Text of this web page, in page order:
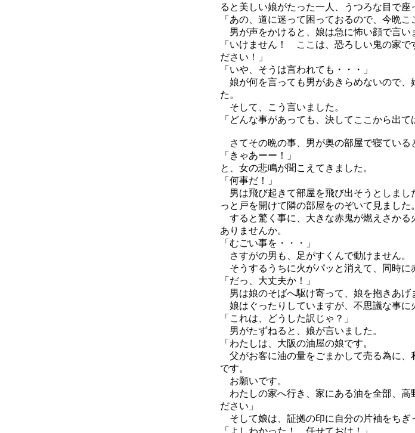
ると美しい娘がたった一人、うつろな目で座
「あの、道に迷って困っておるので、今晩こ
男が声をかけると、娘は急に怖い顔で言い
「いけません！ ここは、恐ろしい鬼の家で
ださい！」
「いや、そうは言われても・・・」
娘が何を言っても男があきらめないので、
た。
そして、こう言いました。
「どんな事があっても、決してここから出
さてその晩の事、男が奥の部屋で寝ている
「きゃあーー！」
と、女の悲鳴が聞こえてきました。
「何事だ！」
男は飛び起きて部屋を飛び出そうとしまし
っと戸を開けて隣の部屋をのぞいて見ました。
すると驚く事に、大きな赤鬼が燃えさかる
ありませんか。
「むごい事を・・・」
さすがの男も、足がすくんで動けません。
そうするうちに火がパッと消えて、同時に
「だっ、大丈夫か！」
男は娘のそばへ駆け寄って、娘を抱きあげ
娘はぐったりしていますが、不思議な事に
「これは、どうした訳じゃ？」
男がたずねると、娘が言いました。
「わたしは、大阪の油屋の娘です。
父がお客に油の量をごまかして売る為に、
です。
お願いです。
わたしの家へ行き、家にある油を全部、高
ださい」
そして娘は、証拠の印に自分の片袖をちぎ
「よしわかった！ 任せておけ！」